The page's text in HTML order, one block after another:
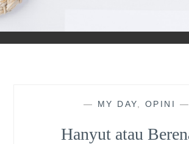
— MY DAY OPINI —
Hanyut atau